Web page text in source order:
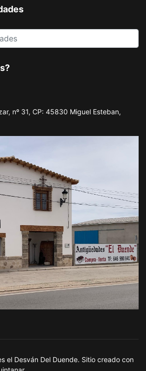
nº 31, CP: 45830 Miguel Esteban,
el Desván Del Duende. Sitio creado con